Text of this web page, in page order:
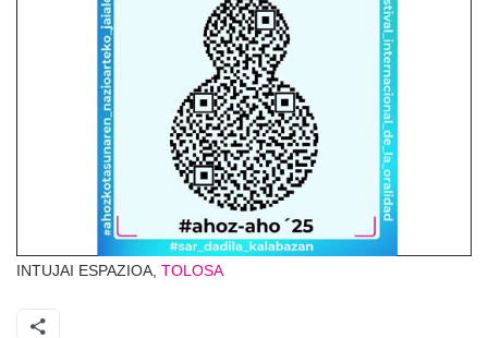
INTUJAI ESPAZIOA, TOLOSA